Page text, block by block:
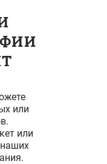
или
или
наших